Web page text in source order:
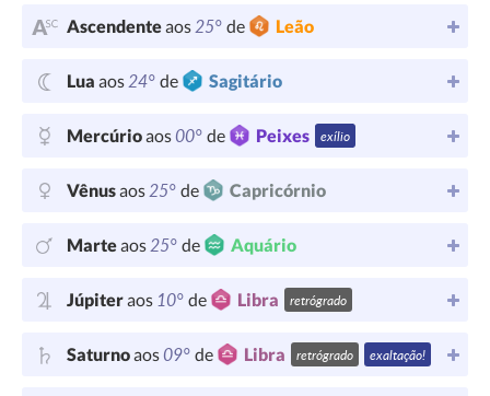
Ascendenteaos25° de Leão
Lua aos24° de Sagitário
Mercúrioaos00° de Peixes exílio
Vênusaos25° de Capricórnio
Marteaos25° de Aquário
Júpiteraos 10° de Libra retrógrado
Saturnoaos09° de Libra retrógrado exaltação!